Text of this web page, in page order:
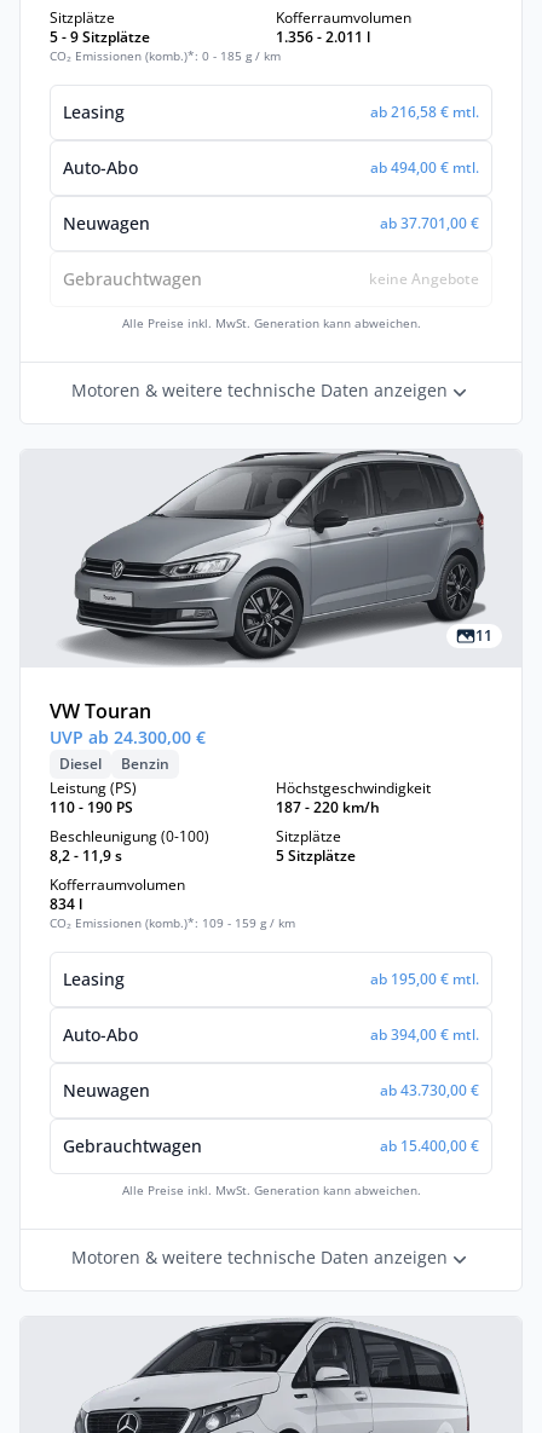
Sitzplätze
5 - 9 Sitzplätze
Kofferraumvolumen
1.356 - 2.011 l
CO₂ Emissionen (komb.)*: 0 - 185 g / km
Leasing ab 216,58 € mtl.
Auto-Abo ab 494,00 € mtl.
Neuwagen ab 37.701,00 €
Gebrauchtwagen keine Angebote
Alle Preise inkl. MwSt. Generation kann abweichen.
Motoren & weitere technische Daten anzeigen
11
VW Touran
UVP ab 24.300,00 €
Diesel
Benzin
Leistung (PS)
110 - 190 PS
Höchstgeschwindigkeit
187 - 220 km/h
Beschleunigung (0-100)
8,2 - 11,9 s
Sitzplätze
5 Sitzplätze
Kofferraumvolumen
834 l
CO₂ Emissionen (komb.)*: 109 - 159 g / km
Leasing ab 195,00 € mtl.
Auto-Abo ab 394,00 € mtl.
Neuwagen ab 43.730,00 €
Gebrauchtwagen ab 15.400,00 €
Alle Preise inkl. MwSt. Generation kann abweichen.
Motoren & weitere technische Daten anzeigen